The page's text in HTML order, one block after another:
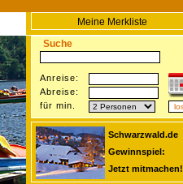
Meine Merkliste
Suche
Anreise:
Abreise:
für min.
Schwarzwald.de
Gewinnspiel:
Jetzt mitmachen!